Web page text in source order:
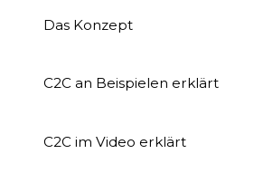
Das Konzept
C2C an Beispielen erklärt
C2C im Video erklärt